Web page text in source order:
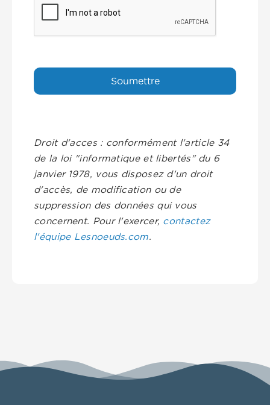
Droit d'acces : conformément l'article 34
de la loi "informatique et libertés" du 6
janvier 1978, vous disposez d'un droit
d'accès, de modification ou de
suppression des données qui vous
concernent. Pour l'exercer, contactez
l'équipe Lesnoeuds.com.